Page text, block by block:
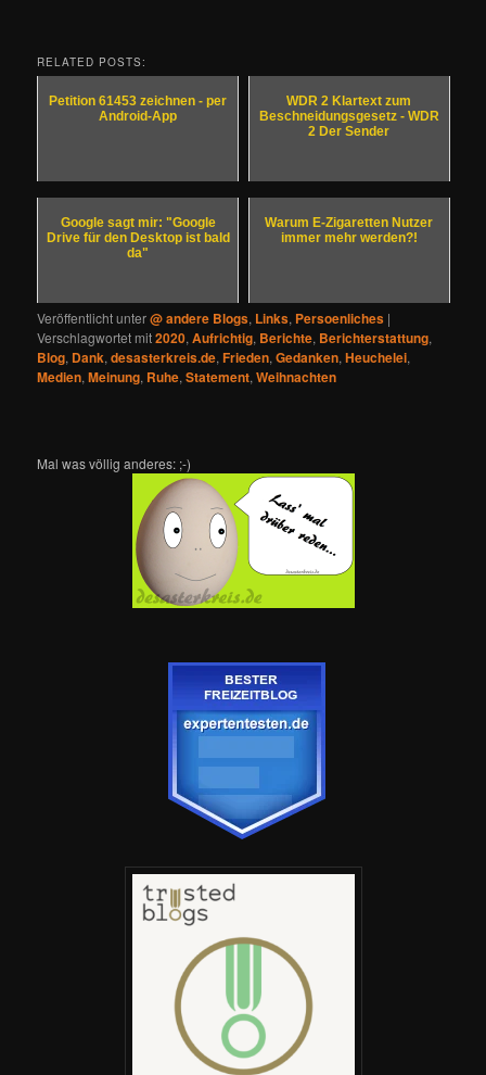
RELATED POSTS:
Petition 61453 zeichnen - per
Android-App
WDR 2 Klartext zum
Beschneidungsgesetz - WDR
2 Der Sender
Google sagt mir: "Google
Drive für den Desktop ist bald
da"
Warum E-Zigaretten Nutzer
immer mehr werden?!
Veröffentlicht unter@ andere Blogs, Links, Persoenliches |
Verschlagwortet mit2020,Aufrichtig, Berichte, Berichterstattung,
Blog, Dank,desasterkreis.de,Frieden,Gedanken,Heuchelei,
Medien,Meinung, Ruhe,Statement,Weihnachten
Mal was völlig anderes: ;-)